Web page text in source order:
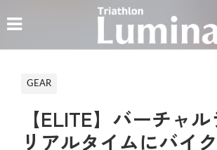
GEAR
【ELITE】バーチャ
リアルタイムにバイ